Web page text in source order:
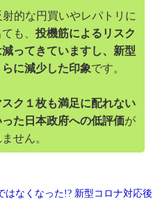
的な円買いやレパトリに
も、 投機筋によるリスク
ってきていますし、新型
に減少した印象です。
スク１枚も満足に配れない
った日本政府への低評価が
せん。
はなくなった!? 新型コロナ対応後